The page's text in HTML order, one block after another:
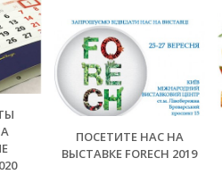
ПОСЕТИТЕ НАС НА
ВЫСТАВКЕ FORECH 2019